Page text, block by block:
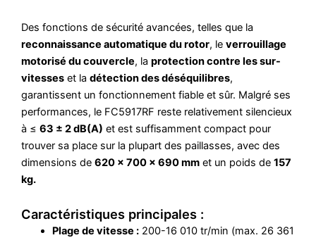
Des fonctions de sécurité avancées, telles que la
reconnaissance automatique du rotor, le verrouillage
motorisé du couvercle, la protection contre les sur-
vitesses et la détection des déséquilibres,
garantissent un fonctionnement fiable et sûr. Malgré ses
performances, le FC5917RF reste relativement silencieux
à ≤ 63 ± 2 dB(A) et est suffisamment compact pour
trouver sa place sur la plupart des paillasses, avec des
dimensions de 620 × 700 × 690 mm et un poids de 157
kg.
Caractéristiques principales :
Plage de vitesse :200-16 010 tr/min (max. 26 361